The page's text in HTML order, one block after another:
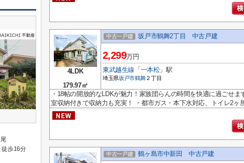
4LDK
179.97㎡
中古一戸建 坂戸市鶴舞2丁目 中古戸建
2,299万円
東武越生線 「 一本松」駅
埼玉県坂戸市鶴舞２丁目
・18帖の開放的なLDKが魅力！家族団らんの時間を快適に過ごせ
室収納付きで収納力も充実！ ・都市ガス・本下水対応、トイレ2ヶ
中古一戸建 鶴ヶ島市中新田 中古戸建
徒歩16分